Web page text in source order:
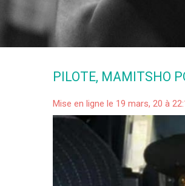
PILOTE, MAMITSHO
Mise en ligne le 19 mars, 20 à